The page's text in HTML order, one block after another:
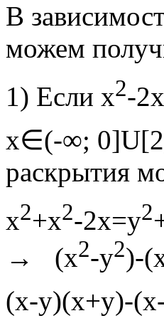
В
можем
1) Если x2-
х∈(-∞;
раскрытия
х2+х2-2х=у2
→ (х2-у2)-
(х-у)(х+у)-